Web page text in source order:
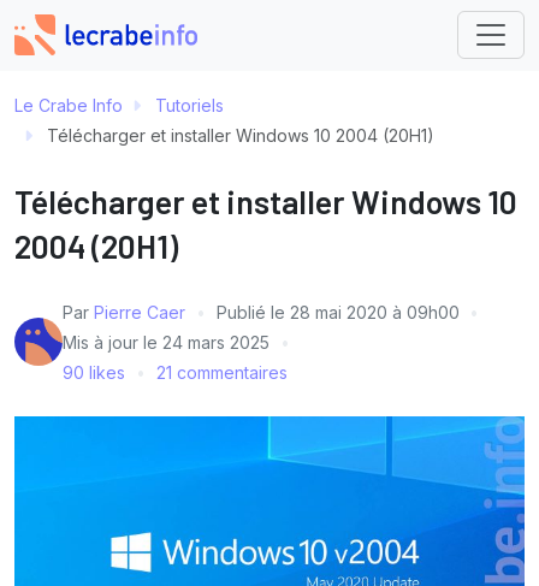
Le Crabe Info
Tutoriels
Télécharger et installer Windows 10 2004 (20H1)
Télécharger et installer Windows 10
2004 (20H1)
Par Pierre Caer Publié le 28 mai 2020 à 09h00
Mis à jour le 24 mars 2025
90 likes
21 commentaires